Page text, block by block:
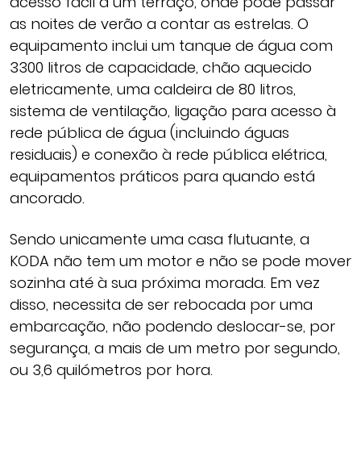
as noites de verão a contar as estrelas. O
equipamento inclui um tanque de água com
3300 litros de capacidade, chão aquecido
eletricamente, uma caldeira de 80 litros,
sistema de ventilação, ligação para acesso à
rede pública de água (incluindo águas
residuais) e conexão à rede pública elétrica,
equipamentos práticos para quando está
ancorado.
Sendo unicamente uma casa flutuante, a
KODA não tem um motor e não se pode mover
sozinha até à sua próxima morada. Em vez
disso, necessita de ser rebocada por uma
embarcação, não podendo deslocar-se, por
segurança, a mais de um metro por segundo,
ou 3,6 quilómetros por hora.